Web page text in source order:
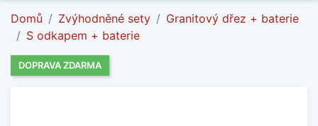
Domů Zvýhodněné sety
Granitový dřez + baterie
S odkapem + baterie
DOPRAVA ZDARMA